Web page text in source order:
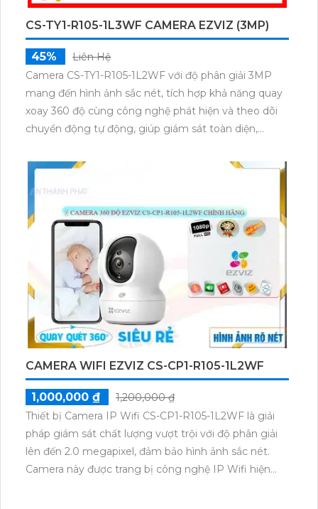
CS-TY1-R105-1L3WF CAMERA EZVIZ (3MP)
45%
Liên Hệ
Camera CS-TY1-R105-1L2WF với độ phân giải 3MP
mang đến hình ảnh sắc nét, tích hợp khả năng quay
xoay 360 độ cùng công nghệ phát hiện và theo dõi
chuyển động tự động, giúp giám sát toàn diện,
trợ đàm thoại hai chiều, tầm nhìn hồng ngoại lên đến
chính là camera tối ưu với mức giá vô cùng hấp dẫn.
CAMERA WIFI EZVIZ CS-CP1-R105-1L2WF
1,000,000 ₫
1,200,000 ₫
Thiết bị Camera IP Wifi CS-CP1-R105-1L2WF là giải
pháp giám sát chất lượng vượt trội với độ phân giải
lên đến 2.0 megapixel, đảm bảo hình ảnh sắc nét.
Camera này được trang bị công nghệ IP Wifi hiện